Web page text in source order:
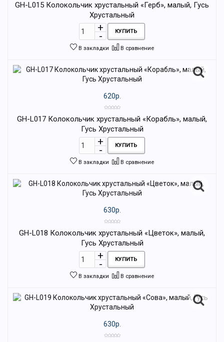
GH-L015 Колокольчик хрустальный «Герб», малый, Гусь
Хрустальный
КУПИТЬ
В закладки В сравнение
620р.
GH-L017 Колокольчик хрустальный «Корабль», малый,
Гусь Хрустальный
КУПИТЬ
В закладки В сравнение
630р.
GH-L018 Колокольчик хрустальный «Цветок», малый,
Гусь Хрустальный
КУПИТЬ
В закладки В сравнение
630р.